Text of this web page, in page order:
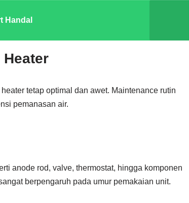
Handal
tetap optimal dan awet. Maintenance rutin
pemanasan air.
anode rod, valve, thermostat, hingga komponen
berpengaruh pada umur pemakaian unit.